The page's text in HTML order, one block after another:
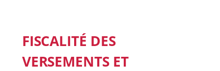
FISCALITÉ DES
VERSEMENTS ET